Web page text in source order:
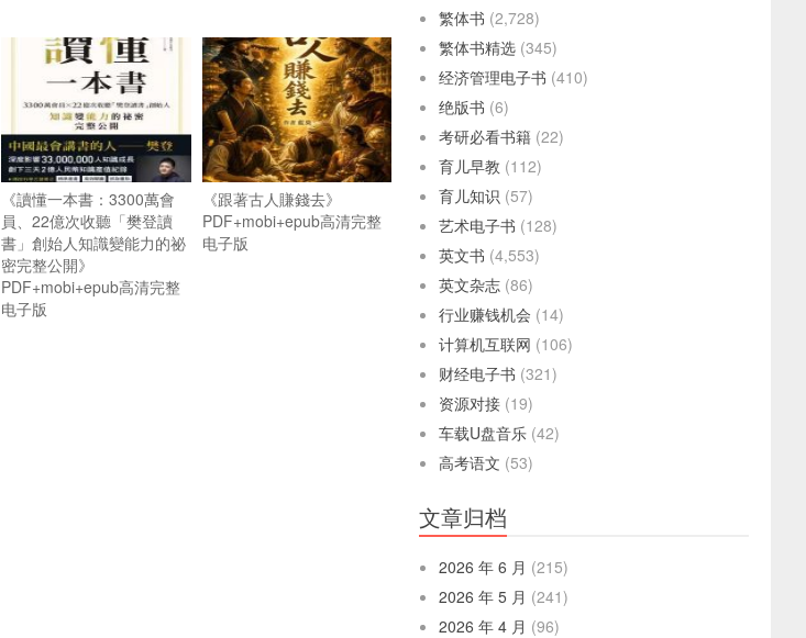
《讀懂一本書：3300萬會
員、22億次收聽「樊登讀
書」創始人知識變能力的祕
密完整公開》
PDF+mobi+epub高清完整
电子版
《跟著古人賺錢去》
PDF+mobi+epub高清完整
电子版
繁体书 (2,728)
繁体书精选 (345)
经济管理电子书 (410)
绝版书 (6)
考研必看书籍 (22)
育儿早教 (112)
育儿知识 (57)
艺术电子书 (128)
英文书 (4,553)
英文杂志 (86)
行业赚钱机会 (14)
计算机互联网 (106)
财经电子书 (321)
资源对接 (19)
车载U盘音乐 (42)
高考语文 (53)
文章归档
2026 年 6 月 (215)
2026 年 5 月 (241)
2026 年 4 月 (96)